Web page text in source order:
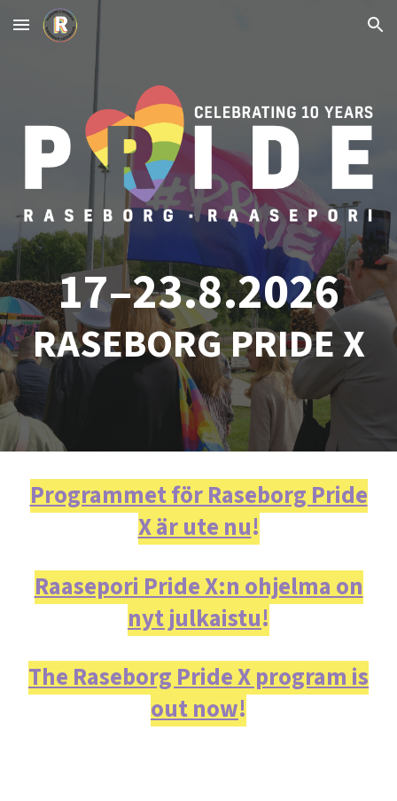
Skip to main content Skip to navigation
17–23.8.2026
RASEBORG PRIDE X
Programmet för Raseborg Pride
X är ute nu!
Raasepori Pride X:n ohjelma on
nyt julkaistu!
The Raseborg Pride X program is
out now!